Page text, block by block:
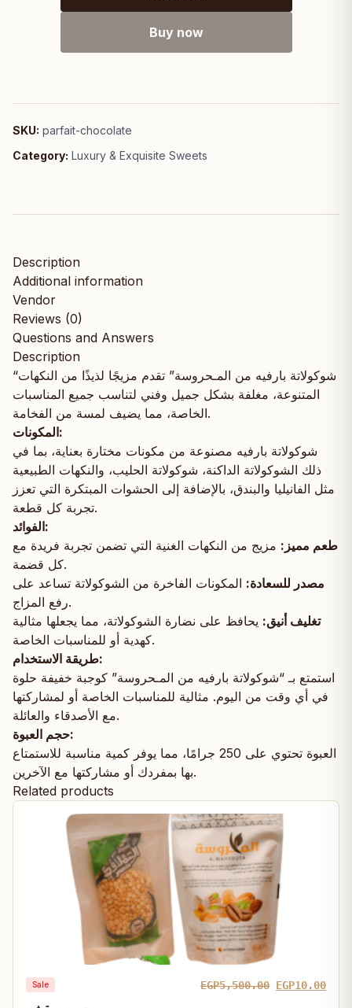
Buy now
SKU: parfait-chocolate
Category: Luxury & Exquisite Sweets
Description
Additional information
Vendor
Reviews (0)
Questions and Answers
Description
“شوكولاتة بارفيه من المـحروسة” تقدم مزيجًا لذيذًا من النكهات
المتنوعة، مغلفة بشكل جميل وفني لتناسب جميع المناسبات
الخاصة، مما يضيف لمسة من الفخامة.
المكونات:
شوكولاتة بارفيه مصنوعة من مكونات مختارة بعناية، بما في
ذلك الشوكولاتة الداكنة، شوكولاتة الحليب، والنكهات الطبيعية
مثل الفانيليا والبندق، بالإضافة إلى الحشوات المبتكرة التي تعزز
تجربة كل قطعة.
الفوائد:
طعم مميز: مزيج من النكهات الغنية التي تضمن تجربة فريدة مع
كل قضمة.
مصدر للسعادة: المكونات الفاخرة من الشوكولاتة تساعد على
رفع المزاج.
تغليف أنيق: يحافظ على نضارة الشوكولاتة، مما يجعلها مثالية
كهدية أو للمناسبات الخاصة.
طريقة الاستخدام:
استمتع بـ “شوكولاتة بارفيه من المـحروسة” كوجبة خفيفة حلوة
في أي وقت من اليوم. مثالية للمناسبات الخاصة أو لمشاركتها
مع الأصدقاء والعائلة.
حجم العبوة:
العبوة تحتوي على 250 جرامًا، مما يوفر كمية مناسبة للاستمتاع
بها بمفردك أو مشاركتها مع الآخرين.
Related products
Sale EGP5,500.00 Original
EGP10.00